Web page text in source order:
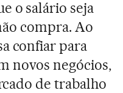
o salário seja
compra. Ao
confiar para
novos negócios,
de trabalho